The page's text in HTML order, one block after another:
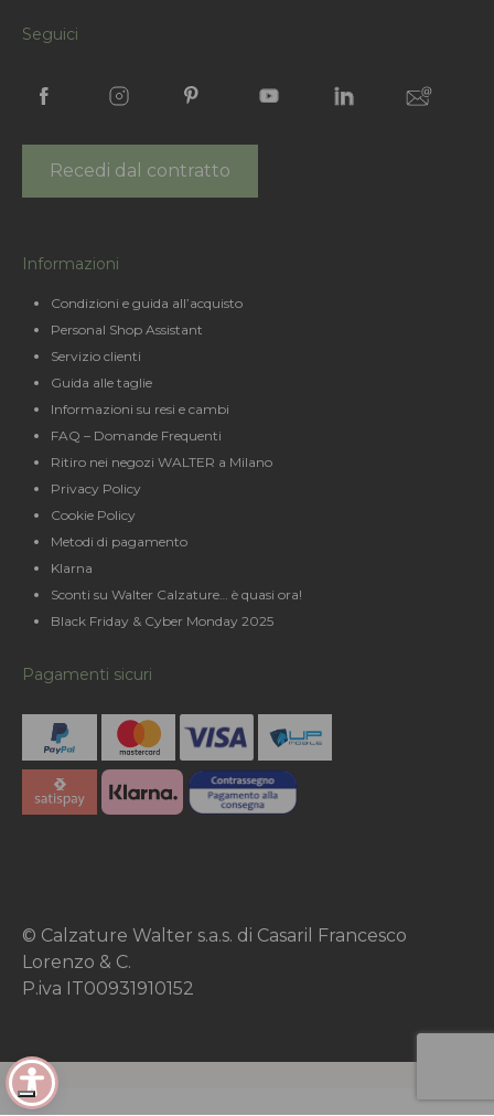
Seguici
Recedi dal contratto
Informazioni
Condizioni e guida all’acquisto
Personal Shop Assistant
Servizio clienti
Guida alle taglie
Informazioni su resi e cambi
FAQ – Domande Frequenti
Ritiro nei negozi WALTER a Milano
Privacy Policy
Cookie Policy
Metodi di pagamento
Klarna
Sconti su Walter Calzature… è quasi ora!
Black Friday & Cyber Monday 2025
Pagamenti sicuri
© Calzature Walter s.a.s. di Casaril Francesco
Lorenzo & C.
P.iva IT00931910152